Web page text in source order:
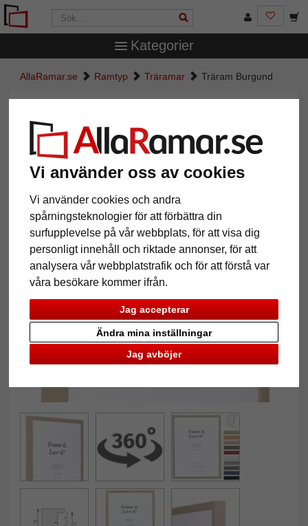
Vi använder oss av cookies
Vi använder cookies och andra
spårningsteknologier för att förbättra din
surfupplevelse på vår webbplats, för att visa dig
personligt innehåll och riktade annonser, för att
analysera vår webbplatstrafik och för att förstå var
våra besökare kommer ifrån.
Jag accepterar
Jag avböjer
Ändra mina inställningar
Kategorier
AllaRamar.se Ramtyp Träramar Träram Burgund
Tillbaka